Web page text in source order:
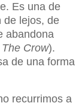
Es una de
de lejos, de
abandona
The Crow).
de una forma
recurrimos a